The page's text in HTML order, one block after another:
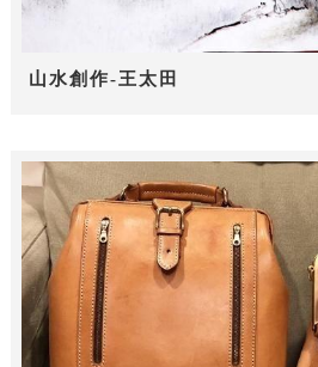
山水創作-王太田